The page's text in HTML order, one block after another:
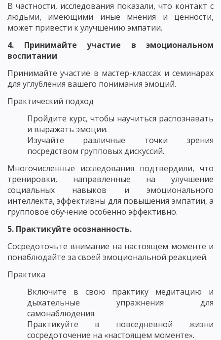
В частности, исследования показали, что контакт с
людьми, имеющими иные мнения и ценности,
может привести к улучшению эмпатии.
4. Принимайте участие в эмоциональном
воспитании
Принимайте участие в мастер-классах и семинарах
для углубления вашего понимания эмоций.
Практический подход
Пройдите курс, чтобы научиться распознавать
и выражать эмоции.
Изучайте различные точки зрения
посредством групповых дискуссий.
Многочисленные исследования подтвердили, что
тренировки, направленные на улучшение
социальных навыков и эмоционального
интеллекта, эффективны для повышения эмпатии, а
групповое обучение особенно эффективно.
5. Практикуйте осознанность.
Сосредоточьте внимание на настоящем моменте и
понаблюдайте за своей эмоциональной реакцией.
Практика
Включите в свою практику медитацию и
дыхательные упражнения для
самонаблюдения.
Практикуйте в повседневной жизни
сосредоточение на «настоящем моменте».